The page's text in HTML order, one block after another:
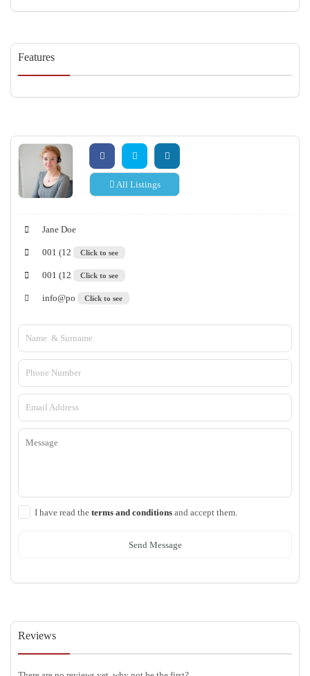
Features
All Listings
Jane Doe
001 (12 Click to see
001 (12 Click to see
info@po Click to see
I have read the terms and conditions and accept them.
Send Message
Reviews